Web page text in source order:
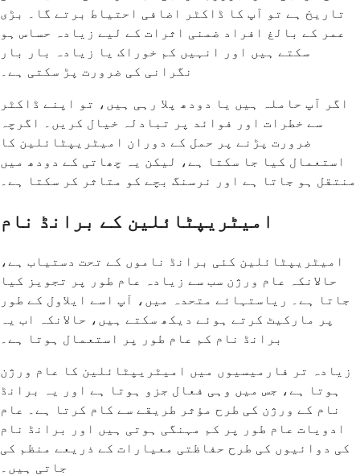
تاریخ ہے تو آپ کا ڈاکٹر اضافی احتیاط برتے گا۔ بڑی
عمر کے بالغ افراد ضمنی اثرات کے لیے زیادہ حساس ہو
سکتے ہیں اور انہیں کم خوراک یا زیادہ بار بار
نگرانی کی ضرورت پڑ سکتی ہے۔
اگر آپ حاملہ ہیں یا دودھ پلا رہی ہیں، تو اپنے ڈاکٹر
سے خطرات اور فوائد پر تبادلہ خیال کریں۔ اگرچہ
ضرورت پڑنے پر حمل کے دوران امیٹریپٹائلین کا
استعمال کیا جا سکتا ہے، لیکن یہ چھاتی کے دودھ میں
منتقل ہو جاتا ہے اور نرسنگ بچے کو متاثر کر سکتا ہے۔
امیٹریپٹائلین کے برانڈ نام
امیٹریپٹائلین کئی برانڈ ناموں کے تحت دستیاب ہے،
حالانکہ عام ورژن سب سے زیادہ عام طور پر تجویز کیا
جاتا ہے۔ ریاستہائے متحدہ میں، آپ اسے ایلاول کے طور
پر مارکیٹ کرتے ہوئے دیکھ سکتے ہیں، حالانکہ اب یہ
برانڈ نام کم عام طور پر استعمال ہوتا ہے۔
زیادہ تر فارمیسیوں میں امیٹریپٹائلین کا عام ورژن
ہوتا ہے، جس میں وہی فعال جزو ہوتا ہے اور یہ برانڈ
نام کے ورژن کی طرح مؤثر طریقے سے کام کرتا ہے۔ عام
ادویات عام طور پر کم مہنگی ہوتی ہیں اور برانڈ نام
کی دوائیوں کی طرح حفاظتی معیارات کے ذریعے منظم کی
جاتی ہیں۔